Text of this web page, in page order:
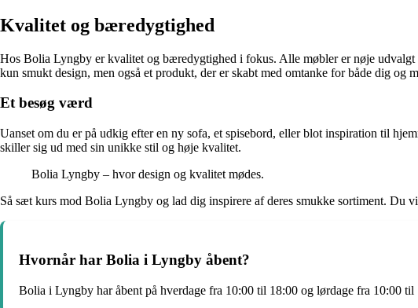
Kvalitet og bæredygtighed
Hos Bolia Lyngby er kvalitet og bæredygtighed i fokus. Alle møbler er nøje
kun smukt design, men også et produkt, der er skabt med omtanke for både dig og
Et besøg værd
Uanset om du er på udkig efter en ny sofa, et spisebord, eller blot inspiration til
skiller sig ud med sin unikke stil og høje kvalitet.
Bolia Lyngby – hvor design og kvalitet mødes.
Så sæt kurs mod Bolia Lyngby og lad dig inspirere af deres smukke sortiment. Du
Hvornår har Bolia i Lyngby åbent?
Bolia i Lyngby har åbent på hverdage fra 10:00 til 18:00 og lørdage fra 10:00 til